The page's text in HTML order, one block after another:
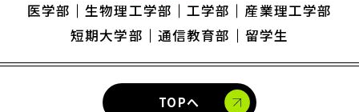
医学部
生物理工学部 工学部
産業理工学部
短期大学部
通信教育部 留学生
TOPへ